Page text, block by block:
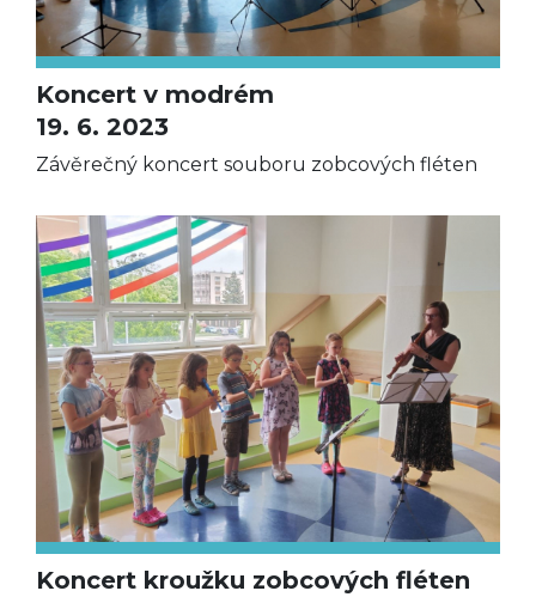
Koncert v modrém
19. 6. 2023
Závěrečný koncert souboru zobcových fléten
Koncert kroužku zobcových fléten